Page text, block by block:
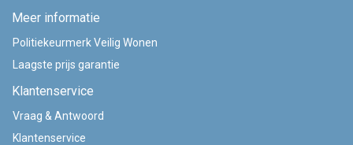
Meer informatie
Politiekeurmerk Veilig Wonen
Laagste prijs garantie
Klantenservice
Vraag & Antwoord
Klantenservice